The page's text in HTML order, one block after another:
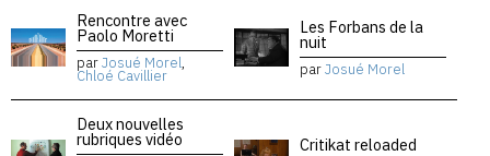
Rencontre avec
Paolo Moretti
parJosué Morel,
Chloé Cavillier
Les Forbans de la
nuit
parJosué Morel
Deux nouvelles
rubriques vidéo Critikat reloaded